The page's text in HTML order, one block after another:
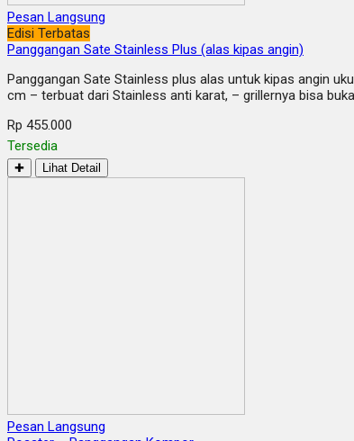
Pesan Langsung
Edisi Terbatas
Panggangan Sate Stainless Plus (alas kipas angin)
Panggangan Sate Stainless plus alas untuk kipas angin
cm – terbuat dari Stainless anti karat, – grillernya bisa
Rp 455.000
Tersedia
✚ Lihat Detail
Pesan Langsung